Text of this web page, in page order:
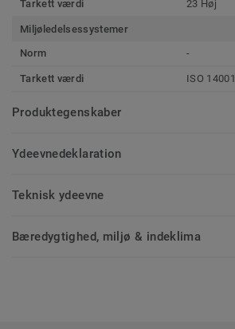
Tarkett værdi 23 Høj
Miljøledelsessystemer
Norm
-
Tarkett værdi ISO 14001
Produktegenskaber
Ydeevnedeklaration
Teknisk ydeevne
Bæredygtighed, miljø & indeklima